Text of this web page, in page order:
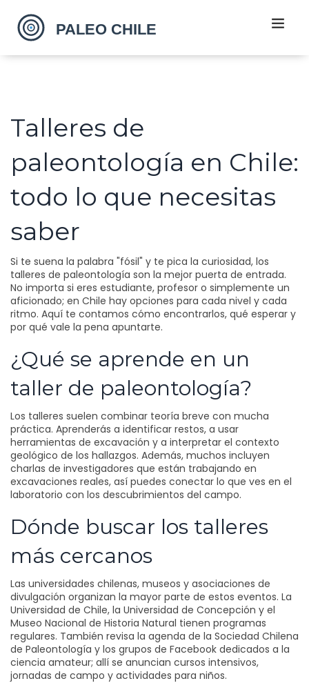
Talleres de
paleontología en Chile:
todo lo que necesitas
saber
Si te suena la palabra "fósil" y te pica la curiosidad, los
talleres de paleontología son la mejor puerta de entrada.
No importa si eres estudiante, profesor o simplemente un
aficionado; en Chile hay opciones para cada nivel y cada
ritmo. Aquí te contamos cómo encontrarlos, qué esperar y
por qué vale la pena apuntarte.
¿Qué se aprende en un
taller de paleontología?
Los talleres suelen combinar teoría breve con mucha
práctica. Aprenderás a identificar restos, a usar
herramientas de excavación y a interpretar el contexto
geológico de los hallazgos. Además, muchos incluyen
charlas de investigadores que están trabajando en
excavaciones reales, así puedes conectar lo que ves en el
laboratorio con los descubrimientos del campo.
Dónde buscar los talleres
más cercanos
Las universidades chilenas, museos y asociaciones de
divulgación organizan la mayor parte de estos eventos. La
Universidad de Chile, la Universidad de Concepción y el
Museo Nacional de Historia Natural tienen programas
regulares. También revisa la agenda de la Sociedad Chilena
de Paleontología y los grupos de Facebook dedicados a la
ciencia amateur; allí se anuncian cursos intensivos,
jornadas de campo y actividades para niños.